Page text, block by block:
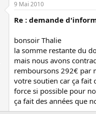
9 Mai 2010
Re : demande
bonsoir Thalie
la somme restante du
mais nous avons
remboursons 292€ par
votre soutien car ça fait
force si possible pour
ça fait des années que